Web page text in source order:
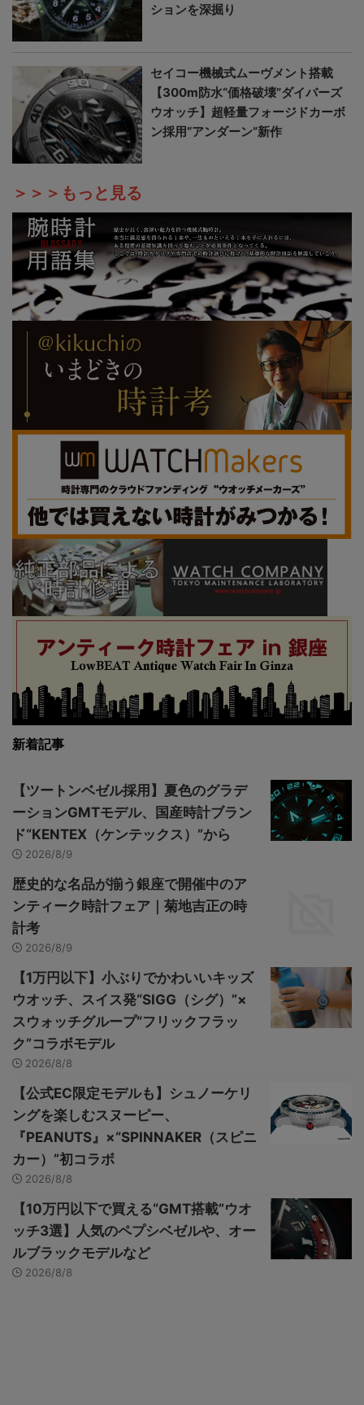
ションを深掘り
セイコー機械式ムーヴメント搭載
【300m防水“価格破壊”ダイバーズ
ウオッチ】超軽量フォージドカーボ
ン採用“アンダーン”新作
＞＞＞もっと見る
新着記事
【ツートンベゼル採用】夏色のグラデ
ーションGMTモデル、国産時計ブラン
ド“KENTEX（ケンテックス）”から
2026/8/9
歴史的な名品が揃う銀座で開催中のア
ンティーク時計フェア｜菊地吉正の時
計考
2026/8/9
【1万円以下】小ぶりでかわいいキッズ
ウオッチ、スイス発“SIGG（シグ）”×
スウォッチグループ“フリックフラッ
ク”コラボモデル
2026/8/8
【公式EC限定モデルも】シュノーケリ
ングを楽しむスヌーピー、
『PEANUTS』×“SPINNAKER（スピニ
カー）”初コラボ
2026/8/8
【10万円以下で買える“GMT搭載”ウオ
ッチ3選】人気のペプシベゼルや、オー
ルブラックモデルなど
2026/8/8